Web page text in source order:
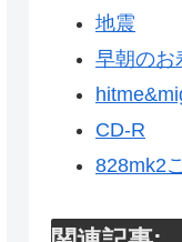
地震
早朝のお
CD-R
828mk2